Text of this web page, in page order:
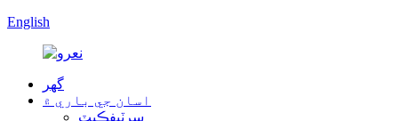
English
گھر
اسان جي باري ۾
سرٽيفڪيٽ